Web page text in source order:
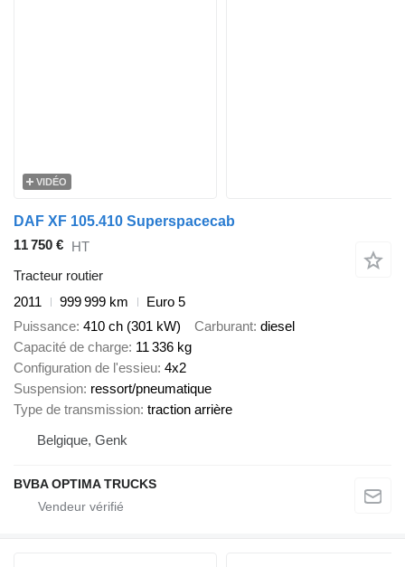
VIDÉO
DAF XF 105.410 Superspacecab
11 750 € HT
Tracteur routier
2011
999 999 km
Euro 5
Puissance 410 ch (301 kW) Carburant diesel
Capacité de charge 11 336 kg
Configuration de l'essieu 4x2
Suspension ressort/pneumatique
Type de transmission traction arrière
Belgique, Genk
BVBA OPTIMA TRUCKS